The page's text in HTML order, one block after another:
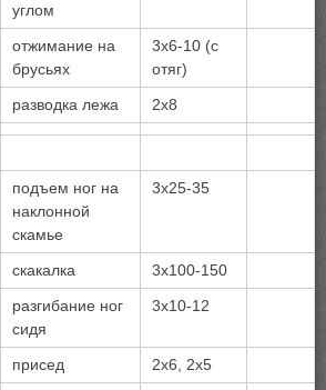
углом
отжимание на
брусьях
3х6-10 (с
отяг)
разводка лежа
2х8
подъем ног на
наклонной
скамье
3х25-35
скакалка
3х100-150
разгибание ног
сидя
3х10-12
присед
2х6, 2х5